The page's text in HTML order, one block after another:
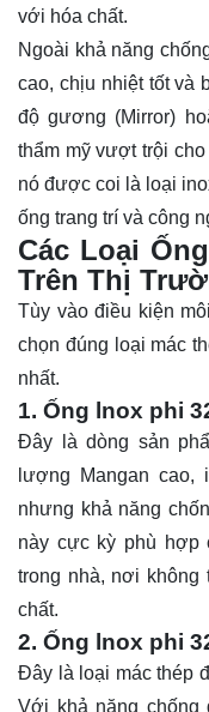
với hóa chất.
Ngoài khả năng
cao, chịu nhiệt tốt và
độ gương (Mirror)
thẩm mỹ vượt trội
nó được coi là loại
ống trang trí và công
Các Loại
Trên Thị
Tùy vào điều kiện
chọn đúng loại mác
nhất.
1. Ống lnox phi
Đây là dòng sản
lượng Mangan
nhưng khả năng
này cực kỳ phù hợp
trong nhà, nơi
chất.
2. Ống lnox phi
Đây là loại mác thép
Với khả năng chống